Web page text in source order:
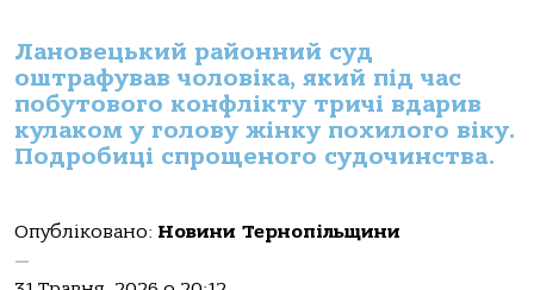
Лановецький районний суд
оштрафував чоловіка, який під час
побутового конфлікту тричі вдарив
кулаком у голову жінку похилого віку.
Подробиці спрощеного судочинства.
Опубліковано: Новини Тернопільщини
—